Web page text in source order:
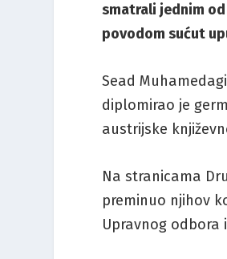
smatrali jednim
povodom sućut
Sead
diplomirao je
austrijske
Na stranicama
preminuo njihov
Upravnog odbora